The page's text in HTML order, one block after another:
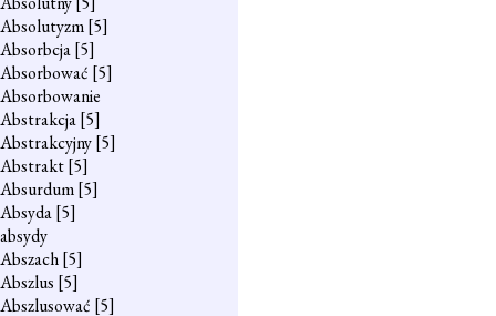
Absolutyzm[5]
Absorbcja[5]
Absorbować [5]
Absorbowanie
Abstrakcja[5]
Abstrakcyjny[5]
Abstrakt[5]
Absurdum[5]
Absyda[5]
absydy
Abszach[5]
Abszlus [5]
Abszlusować [5]